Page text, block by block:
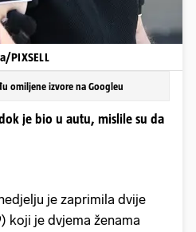
PIXSELL
omiljene izvore na Googleu
je bio u autu, mislile su da
je zaprimila dvije
koji je dvjema ženama